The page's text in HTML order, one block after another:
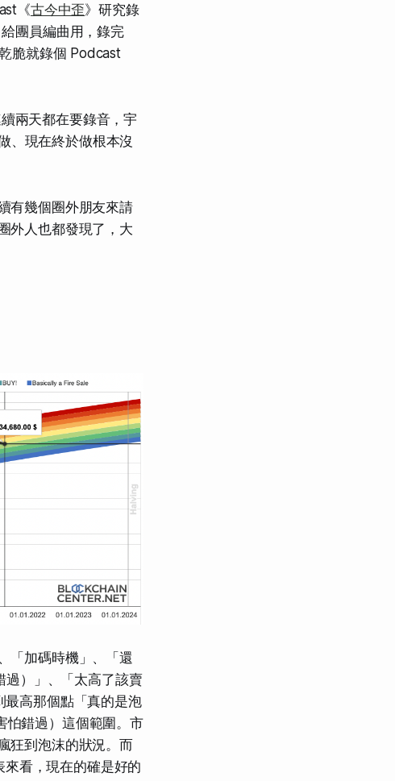
《古今中歪》研究錄
團員編曲用，錄完
脆就錄個 Podcast
兩天都在要錄音，宇
、現在終於做根本沒
有幾個圈外朋友來請
外人也都發現了，大
「加碼時機」、「還
過）」、「太高了該賣
最高那個點「真的是泡
怕錯過）這個範圍。市
狂到泡沫的狀況。而
看，現在的確是好的